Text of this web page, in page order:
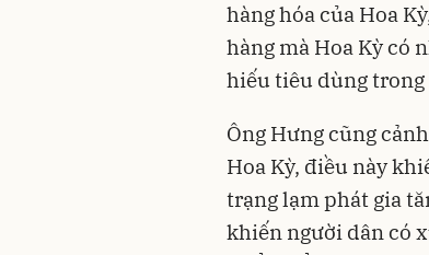
hàng hóa của Hoa
hàng mà Hoa Kỳ có
hiếu tiêu dùng trong
Ông Hưng cũng
Hoa Kỳ, điều này
trạng lạm phát gia
khiến người dân có